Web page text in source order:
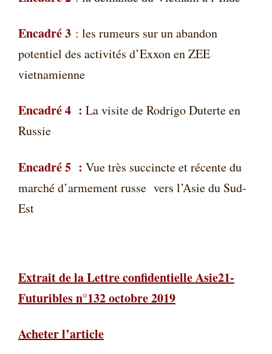
Encadré 3 : les rumeurs sur un abandon
potentiel des activités d’Exxon en ZEE
vietnamienne
Encadré 4 : La visite de Rodrigo Duterte en
Russie
Encadré 5 : Vue très succincte et récente du
marché d’armement russe vers l’Asie du Sud-
Est
Extrait de la Lettre confidentielle Asie21-
Futuribles n°132 octobre 2019
Acheter l’article